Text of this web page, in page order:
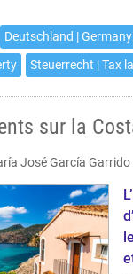
Deutschland | Germany
Steuerrecht | Tax
sur la
José García Garrido